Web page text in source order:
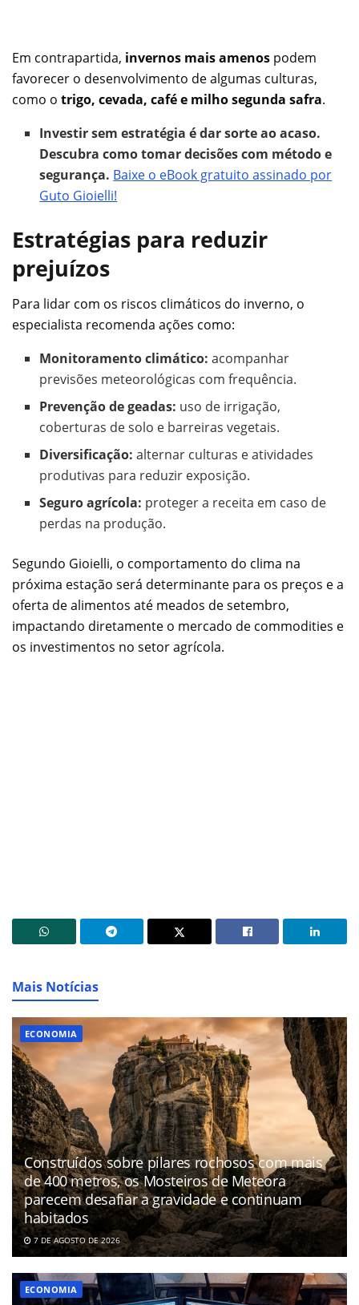
Em contrapartida, invernos mais amenos podem
favorecer o desenvolvimento de algumas culturas,
como o trigo, cevada, café e milho segunda safra.
Investir sem estratégia é dar sorte ao acaso.
Descubra como tomar decisões com método e
segurança. Baixe o eBook gratuito assinado por
Guto Gioielli!
Estratégias para reduzir
prejuízos
Para lidar com os riscos climáticos do inverno, o
especialista recomenda ações como:
Monitoramento climático: acompanhar
previsões meteorológicas com frequência.
Prevenção de geadas: uso de irrigação,
coberturas de solo e barreiras vegetais.
Diversificação: alternar culturas e atividades
produtivas para reduzir exposição.
Seguro agrícola: proteger a receita em caso de
perdas na produção.
Segundo Gioielli, o comportamento do clima na
próxima estação será determinante para os preços e a
oferta de alimentos até meados de setembro,
impactando diretamente o mercado de commodities e
os investimentos no setor agrícola.
Mais Notícias
ECONOMIA
Construídos sobre pilares rochosos com mais
de 400 metros, os Mosteiros de Meteora
parecem desafiar a gravidade e continuam
habitados
7 DE AGOSTO DE 2026
ECONOMIA